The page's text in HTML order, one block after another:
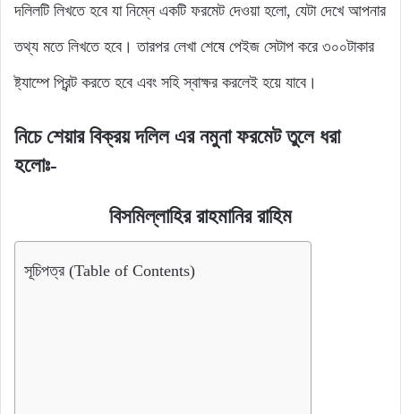
দলিলটি লিখতে হবে যা নিম্নে একটি ফরমেট দেওয়া হলো, যেটা দেখে আপনার
তথ্য মতে লিখতে হবে। তারপর লেখা শেষে পেইজ সেটাপ করে ৩০০টাকার
ষ্ট্যাম্পে প্রিন্ট করতে হবে এবং সহি স্বাক্ষর করলেই হয়ে যাবে।
নিচে শেয়ার বিক্রয় দলিল এর নমুনা ফরমেট তুলে ধরা
হলোঃ-
বিসমিল্লাহির রাহমানির রাহিম
সূচিপত্র (Table of Contents)